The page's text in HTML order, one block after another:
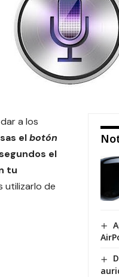
a los
elbotón
el
tu
utilizarlo de